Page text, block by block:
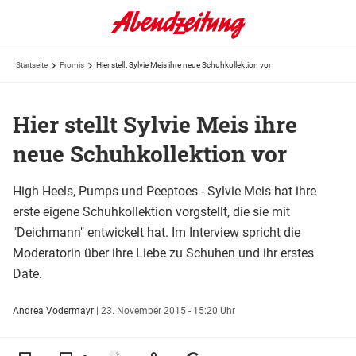
Startseite Promis Hier stellt Sylvie Meis ihre neue Schuhkollektion vor
Hier stellt Sylvie Meis ihre
neue Schuhkollektion vor
High Heels, Pumps und Peeptoes - Sylvie Meis hat ihre
erste eigene Schuhkollektion vorgstellt, die sie mit
"Deichmann" entwickelt hat. Im Interview spricht die
Moderatorin über ihre Liebe zu Schuhen und ihr erstes
Date.
Andrea Vodermayr | 23. November 2015 - 15:20 Uhr